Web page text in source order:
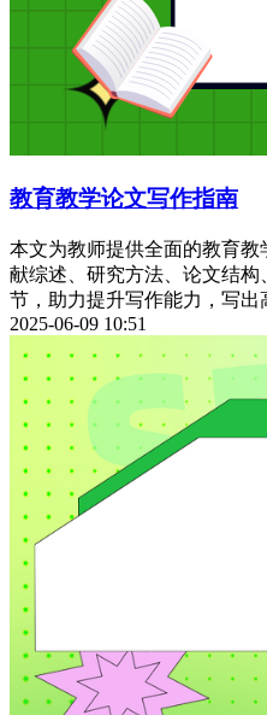
教育教学论文写作指南
本文为教师提供全面的教育
献综述、研究方法、论文结
节，助力提升写作能力，写出
2025-06-09 10:51